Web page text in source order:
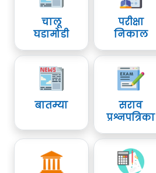
चालू
घडामोडी
परीक्षा
निकाल
बातम्या
सराव
प्रश्नपत्रिका